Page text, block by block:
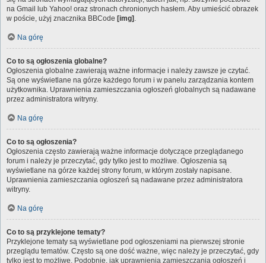
na Gmail lub Yahoo! oraz stronach chronionych hasłem. Aby umieścić obrazek
w poście, użyj znacznika BBCode [img] .
Na górę
Co to są ogłoszenia globalne?
Ogłoszenia globalne zawierają ważne informacje i należy zawsze je czytać.
Są one wyświetlane na górze każdego forum i w panelu zarządzania kontem
użytkownika. Uprawnienia zamieszczania ogłoszeń globalnych są nadawane
przez administratora witryny.
Na górę
Co to są ogłoszenia?
Ogłoszenia często zawierają ważne informacje dotyczące przeglądanego
forum i należy je przeczytać, gdy tylko jest to możliwe. Ogłoszenia są
wyświetlane na górze każdej strony forum, w którym zostały napisane.
Uprawnienia zamieszczania ogłoszeń są nadawane przez administratora
witryny.
Na górę
Co to są przyklejone tematy?
Przyklejone tematy są wyświetlane pod ogłoszeniami na pierwszej stronie
przeglądu tematów. Często są one dość ważne, więc należy je przeczytać, gdy
tylko jest to możliwe. Podobnie, jak uprawnienia zamieszczania ogłoszeń i